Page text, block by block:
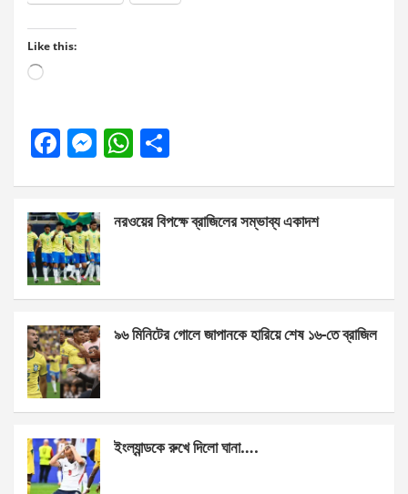
Like this:
Loading…
F
b
o
o
k
M
n
g
er
W
s
p
e
নরওয়ের বিপক্ষে ব্রাজিলের সম্ভাব্য একাদশ
৯৬ মিনিটের গোলে জাপানকে হারিয়ে শেষ ১৬-তে ব্রাজিল
ইংল্যান্ডকে রুখে দিলো ঘানা….